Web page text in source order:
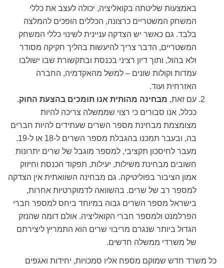
באמצעות שליטתה בקואליציה, יכולה לעצב את כללי
המשחק המשטריים כרצונה, הכללים הופכים להמלצה
בלבד. גם כאשר יש הצדקה עניינית לשינוי כללי המשחק
המשטריים, הדבר צריך להיעשות בהליך חקיקה מסודר
ולא בהול, ותוך דיון רציני בכנסת ובתקשורת שבו ישולבו
עמדות וקולות שונים – למשל מהאקדמיה, החברה
האזרחית ועוד.
עם זאת, מבחינה מהותית אנו תומכים בהצעת החוק.
ככלל, אנו סבורים כי רצוי שממשלה צריכה להיות
מצומצמת מבחינת מספר השרים שעתידים להיות חברים
בה, ובעבר תמכנו בהגבלת מספר השרים ל-18 או ל-19.
מעבר לחיסכון תקציבי, למספר מוגבל של שרים יתרונות
חשובים מבחינת משילות, יעילות, תפקוד הכנסת וחיזוק
אמון הציבור בפוליטיקה. גם מבחינה השוואתית אין הצדקה
למספר רב של שרים. בהשוואה לדמוקרטיות אחרות,
בישראל מספר השרים גבוה במיוחד ביחס למספר חברי
הפרלמנט ולמספר חברי הקואליציה. אולם דומה שהנזק
הגדול ביותר שנגרם מריבוי שרים הוא התמריץ ליצירתם
של משרדי ממשלה חדשים.
כל משרד חדש שמוקם מספח אליו סמכויות, יחידות ואגפים